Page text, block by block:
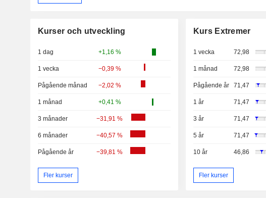
Kurser och utveckling
1 dag +1,16 %
1 vecka −0,39 %
Pågående månad −2,02 %
1 månad +0,41 %
3 månader −31,91 %
6 månader −40,57 %
Pågående år −39,81 %
Fler kurser
Kurs Extremer
1 vecka 72,98
1 månad 72,98
Pågående år 71,47
1 år 71,47
3 år 71,47
5 år 71,47
10 år 46,86
Fler kurser